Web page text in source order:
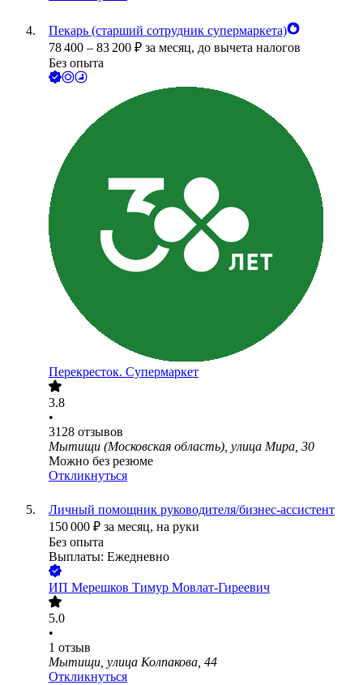
Пекарь (старший сотрудник супермаркета)
78 400 – 83 200 ₽ за месяц, до вычета налогов
Без опыта
Перекресток. Супермаркет
3.8
•
3128 отзывов
Мытищи (Московская область), улица Мира, 30
Можно без резюме
Откликнуться
Личный помощник руководителя/бизнес-ассистент
150 000 ₽ за месяц, на руки
Без опыта
Выплаты: Ежедневно
ИП Мерешков Тимур Мовлат-Гиреевич
5.0
•
1 отзыв
Мытищи, улица Колпакова, 44
Откликнуться